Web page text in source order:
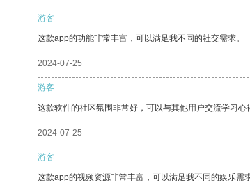
游客
这款app的功能非常丰富，可以满足我不同的社交需求。
2024-07-25
游客
这款软件的社区氛围非常好，可以与其他用户交流学习心
2024-07-25
游客
这款app的视频资源非常丰富，可以满足我不同的娱乐需求